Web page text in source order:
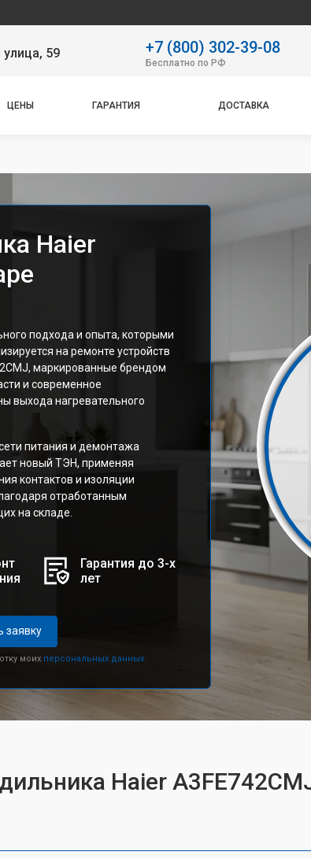
Наш
59 +7 (800) 302-39-08
Бесплатно по РФ
ЦЕНЫ ГАРАНТИЯ ДОСТАВКА
Haier
подхода и опыта, которыми
на ремонте устройств
маркированные брендом
и современное
выхода нагревательного
питания и демонтажа
новый ТЭН, применяя
контактов и изоляции
отработанным
на складе.
Гарантия до 3-х
лет
заявку
моих персональных данных.
Haier